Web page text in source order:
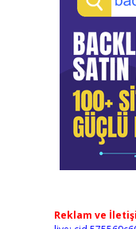
Reklam ve